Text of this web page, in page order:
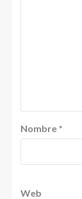
Nombre *
Web